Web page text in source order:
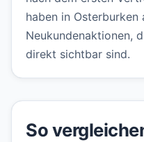
haben in
Neukundenaktionen,
direkt sichtbar sind.
So